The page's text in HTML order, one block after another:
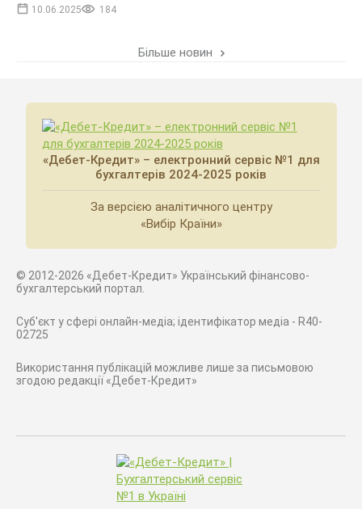
10.06.2025 184
Більше новин
«Дебет-Кредит» – електронний сервіс №1 для
бухгалтерів 2024-2025 років
За версією аналітичного центру
«Вибір Країни»
© 2012-2026 «Дебет-Кредит» Український фінансово-
бухгалтерський портал.
Суб'єкт у сфері онлайн-медіа; ідентифікатор медіа - R40-
02725
Використання публікацій можливе лише за письмовою
згодою редакції «Дебет-Кредит»